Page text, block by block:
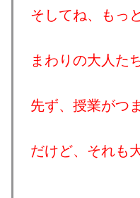
そしてね、もっ
まわりの大人た
先ず、授業がつ
だけど、それも